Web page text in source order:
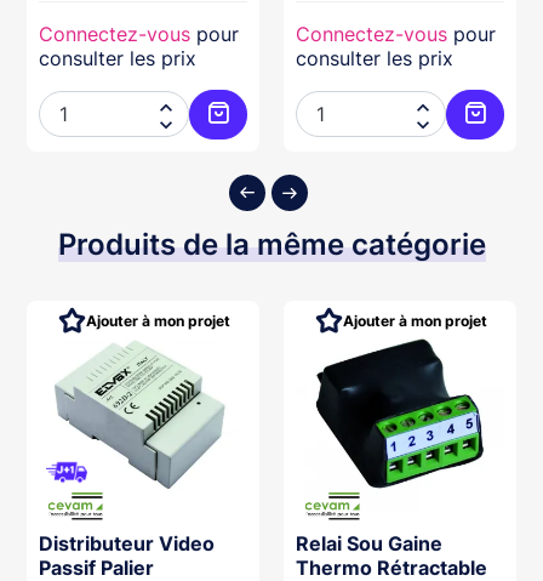
au panier
Connectez-vous pour
consulter les prix


Ajouter au panier
Connectez-vous pour
consulter les prix


Produits de la même catégorie
Distributeur Video
Passif Palier
Ajouter à mon projet
Relai Sou Gaine
Thermo Rétractable
Ajouter à mon projet